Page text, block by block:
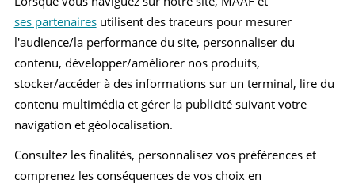
Cabriolet (2015 - )
Recherche d'un véhicule
Comparer deux véhicules
ses partenairesutilisent des traceurs pour mesurer
l'audience/la performance du site, personnaliser du
contenu, développer/améliorer nos produits,
stocker/accéder à des informations sur un terminal, lire du
contenu multimédia et gérer la publicité suivant votre
navigation et géolocalisation.
Consultez les finalités, personnalisez vos préférences et
comprenez les conséquences de vos choix en